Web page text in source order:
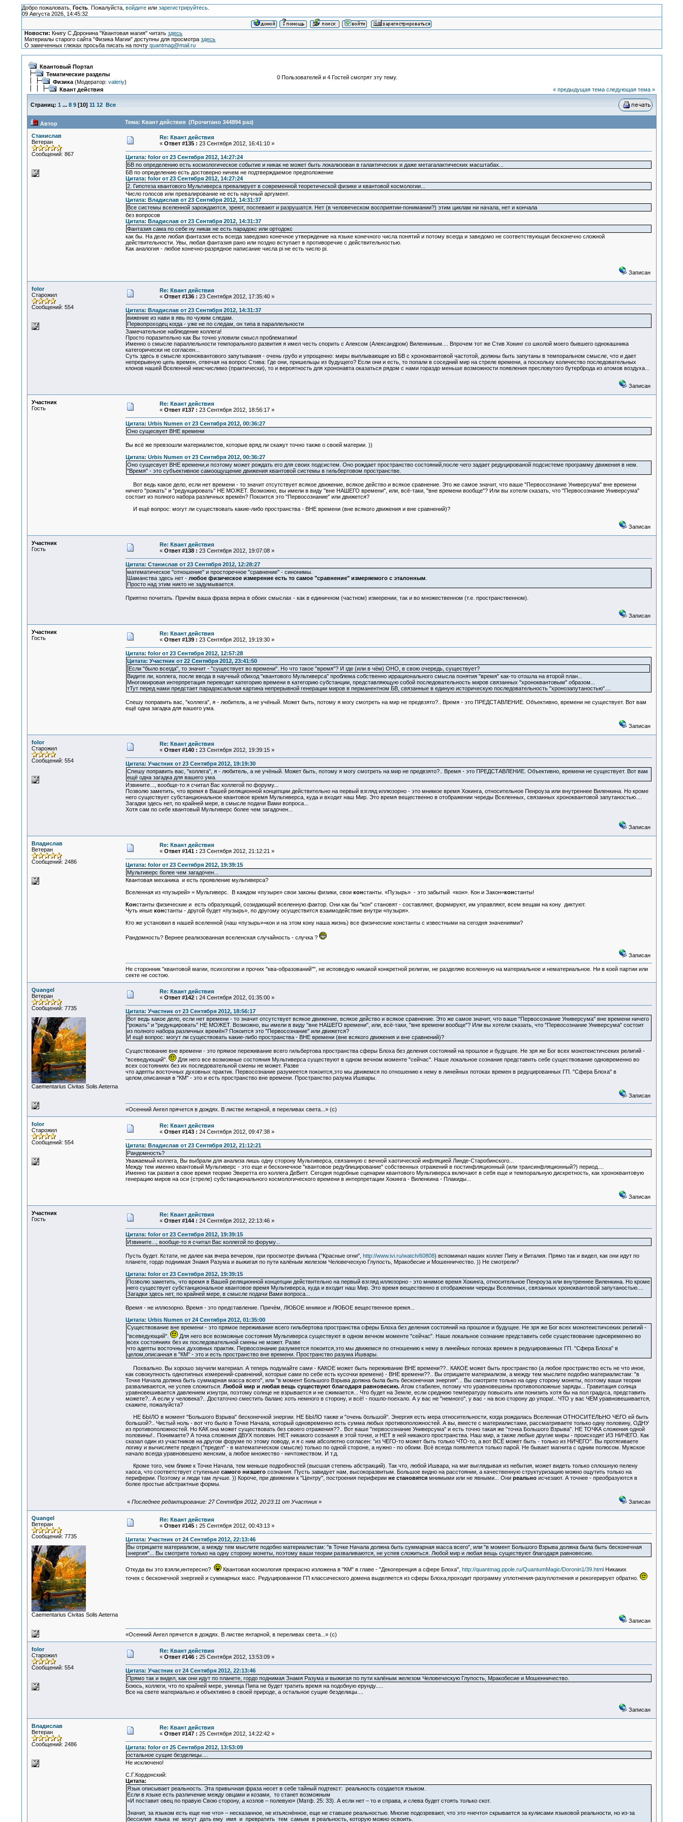
Добро пожаловать, Гость. Пожалуйста, войдитеили зарегистрируйтесь.
09 Августа 2026, 14:45:32
Новости: Книгу С.Доронина "Квантовая магия" читатьздесь
Материалы старого сайта "Физика Магии" доступны для просмотраздесь
О замеченных глюках просьба писать на почтуquantmag@mail.ru
Квантовый Портал
Тематические разделы
Физика(Модератор: valeriy)
Квант действия
0 Пользователей и 4 Гостей смотрят эту тему.
« предыдущая тема следующая тема »
Страниц: 1 ... 8 9[10] 11 12 Все
Автор Тема: Квант действия (Прочитано 344894 раз)
Станислав
Ветеран
Сообщений: 867
Re: Квант действия
« Ответ #135 : 23 Сентября 2012, 16:41:10 »
Цитата: folor от 23 Сентября 2012, 14:27:24
БВ по определению есть космологическое событие и никак не может быть локализован в галактических и даже метагалактических масштабах...
БВ по определению есть достоверно ничем не подтверждаемое предположение
Цитата: folor от 23 Сентября 2012, 14:27:24
2. Гипотеза квантового Мультиверса превалирует в современной теоретической физике и квантовой космологии...
Число голосов или превалирование не есть научный аргумент.
Цитата: Владислав от 23 Сентября 2012, 14:31:37
Все системы вселенной зарождаются, зреют, поспевают и разрушатся. Нет (в человеческом восприятии-понимании?) этим циклам ни начала, нет и кончала
без вопросов
Цитата: Владислав от 23 Сентября 2012, 14:31:37
Фантазия сама по себе ну никак не есть парадокс или ортодокс
как бы. На деле любая фантазия есть всегда заведомо конечное утверждение на языке конечного числа понятий и потому всегда и заведомо не соответствующая бесконечно сложной
действительности. Увы, любая фантазия рано или поздно вступает в противоречие с действительностью.
Как аналогия - любое конечно-разрядное написание числа pi не есть число pi.
Записан
folor
Старожил
Сообщений: 554
Re: Квант действия
« Ответ #136 : 23 Сентября 2012, 17:35:40 »
Цитата: Владислав от 23 Сентября 2012, 14:31:37
вижение из нави в явь по чужим следам.
Первопроходец когда - уже не по следам, он типа в параллельности
Замечательное наблюдение коллега!
Просто поразительно как Вы точно уловили смысл проблематики!
Именно о смысле параллельности темпорального развития я имел честь спорить с Алексом (Александром) Виленкиным.... Впрочем тот же Стив Хокинг со школой моего бывшего однокашника
категорически не согласен...
Суть здесь в смысле хроноквантового запутывания - очень грубо и упрощенно: миры выплывающие из БВ с хроноквантовой частотой, должны быть запутаны в темпоральном смысле, что и дает
непрерывную цепь времен, отвечая на вопрос Стива: Где они, пришельцы из будущего? Если они и есть, то попали в соседний мир на стреле времени, а поскольку количество последовательных
клонов нашей Вселенной неисчислимо (практически), то и вероятность для хрононавта оказаться рядом с нами гораздо меньше возможности появления пресловутого бутерброда из атомов воздуха...
Записан
Участник
Гость
Re: Квант действия
« Ответ #137 : 23 Сентября 2012, 18:56:17 »
Цитата: Urbis Numen от 23 Сентября 2012, 00:36:27
Оно сущесвует ВНЕ времени
Вы всё же превзошли материалистов, которые вряд ли скажут точно также о своей материи. ))
Цитата: Urbis Numen от 23 Сентября 2012, 00:36:27
Оно сущесвует ВНЕ времени,и поэтому может рождать его для своих подсистем. Оно рождает пространство состояний,после чего задает редуцированой подсистеме программу движения в нем.
"Время" - это субъективное самоощущение движения квантовой системы в гильбертовом пространстве.
Вот ведь какое дело, если нет времени - то значит отсутствует всякое движение, всякое действо и всякое сравнение. Это же самое значит, что ваше "Первосознание Универсума" вне времени
ничего "рожать" и "редукцировать" НЕ МОЖЕТ. Возможно, вы имели в виду "вне НАШЕГО времени", или, всё-таки, "вне времени вообще"? Или вы хотели сказать, что "Первосознание Универсума"
состоит из полного набора различных времён? Покоится это "Первосознание" или движется?
И ещё вопрос: могут ли существовать какие-либо пространства - ВНЕ времени (вне всякого движения и вне сравнений)?
Записан
Участник
Гость
Re: Квант действия
« Ответ #138 : 23 Сентября 2012, 19:07:08 »
Цитата: Станислав от 23 Сентября 2012, 12:28:27
математическое "отношение" и просторечное "сравнение" - синонимы.
Шаманства здесь нет - любое физическое измерение есть то самое "сравнение" измеряемого с эталонным.
Просто над этим никто не задумывается.
Приятно почитать. Причём ваша фраза верна в обоих смыслах - как в единичном (частном) измерении, так и во множественном (т.е. пространственном).
Записан
Участник
Гость
Re: Квант действия
« Ответ #139 : 23 Сентября 2012, 19:19:30 »
Цитата: folor от 23 Сентября 2012, 12:57:28
Цитата: Участник от 22 Сентября 2012, 23:41:50
Если "было всегда", то значит - "существует во времени". Но что такое "время"? И где (или в чём) ОНО, в свою очередь, существует?
Видите ли, коллега, после ввода в научный обиход "квантового Мультиверса" проблема собственно иррационального смысла понятия "время" как-то отошла на второй план...
Многомировая интерпретация переводит категорию времени в категорию субстанции, представляющую собой последовательность миров связанных "хроноквантовым" образом...
тТут перед нами предстает парадоксальная картина непрерывной генерации миров в перманентном БВ, связанные в единую историческую последовательность "хронозапутаностью"....
Спешу поправить вас, "коллега", я - любитель, а не учёный. Может быть, потому я могу смотреть на мир не предвзято?.. Время - это ПРЕДСТАВЛЕНИЕ. Объективно, времени не существует. Вот вам
ещё одна загадка для вашего ума.
Записан
folor
Старожил
Сообщений: 554
Re: Квант действия
« Ответ #140 : 23 Сентября 2012, 19:39:15 »
Цитата: Участник от 23 Сентября 2012, 19:19:30
Спешу поправить вас, "коллега", я - любитель, а не учёный. Может быть, потому я могу смотреть на мир не предвзято?.. Время - это ПРЕДСТАВЛЕНИЕ. Объективно, времени не существует. Вот вам
ещё одна загадка для вашего ума.
Извините..., вообще-то я считал Вас коллегой по форуму...
Позволю заметить, что время в Вашей реляционной концепции действительно на первый взгляд иллюзорно - это мнимое время Хокинга, относительное Пенроуза или внутреннее Виленкина. Но кроме
него существует субстанциональное квантовое время Мультиверса, куда и входит наш Мир. Это время вещественно в отображении череды Вселенных, связанных хроноквантовой запутаностью....
Загадки здесь нет, по крайней мере, в смысле подачи Вами вопроса...
Хотя сам по себе квантовый Мультиверс более чем загадочен...
Записан
Владислав
Ветеран
Сообщений: 2486
Re: Квант действия
« Ответ #141 : 23 Сентября 2012, 21:12:21 »
Цитата: folor от 23 Сентября 2012, 19:39:15
Мультиверс более чем загадочен...
Квантовая механика и есть проявление мультиверса?
Вселенная из «пузырей» = Мультиверс. В каждом «пузыре» свои законы физики, свои константы. «Пузырь» - это забытый «кон». Кон и Закон=константы!
Константы физические и есть образующий, созидающий вселенную фактор. Они как бы "кон" становят - составляют, формируют, им управляют, всем вещам на кону диктуют.
Чуть иные константы - другой будет «пузырь», по другому осуществится взаимодействие внутри «пузыря».
Кто же установил в нашей вселенной (наш «пузырь»=кон и на этом кону наша жизнь) все физические константы с известными на сегодня значениями?
Рандомность? Вернее реализованная вселенская случайность - случка ?
Записан
Не сторонник "квантовой магии, психологии и прочих "ква-образований"", не исповедую никакой конкретной религии, не разделяю вселенную на материальное и нематериальное. Ни в коей партии или
секте не состою.
Quangel
Ветеран
Сообщений: 7735
Сaementarius Civitas Solis Aeterna
Re: Квант действия
« Ответ #142 : 24 Сентября 2012, 01:35:00 »
Цитата: Участник от 23 Сентября 2012, 18:56:17
Вот ведь какое дело, если нет времени - то значит отсутствует всякое движение, всякое действо и всякое сравнение. Это же самое значит, что ваше "Первосознание Универсума" вне времени ничего
"рожать" и "редукцировать" НЕ МОЖЕТ. Возможно, вы имели в виду "вне НАШЕГО времени", или, всё-таки, "вне времени вообще"? Или вы хотели сказать, что "Первосознание Универсума" состоит
из полного набора различных времён? Покоится это "Первосознание" или движется?
И ещё вопрос: могут ли существовать какие-либо пространства - ВНЕ времени (вне всякого движения и вне сравнений)?
Существование вне времени - это прямое переживание всего гильбертова пространства сферы Блоха без деления состояний на прошлое и будущее. Не зря же Бог всех монотеистичсеких религий -
"всеведующий".
Для него все возможные состояния Мультиверса существуют в одном вечном моменте "сейчас". Наше локальное сознание представить себе существование одновременно во
всех состояниях без их последовательной смены не может. Разве
что адепты восточных духовных практик. Первосознание разумеется покоится,это мы движемся по отношению к нему в линейных потоках времен в редуцированных ГП. "Сфера Блоха" в
целом,описанная в "КМ" - это и есть пространство вне времени. Пространство разума Ишвары.
Записан
«Осенний Ангел прячется в дождях. В листве янтарной, в переливах света...» (c)
folor
Старожил
Сообщений: 554
Re: Квант действия
« Ответ #143 : 24 Сентября 2012, 09:47:38 »
Цитата: Владислав от 23 Сентября 2012, 21:12:21
Рандомность?
Уважаемый коллега, Вы выбрали для анализа лишь одну сторону Мультиверса, связанную с вечной хаотической инфляцией Линде-Старобинского...
Между тем именно квантовый Мультиверс - это еще и бесконечное "квантовое редублицирование" собственных отражений в постинфляционный (или трансинфляционный?) период....
Именно так развил в свое время теорию Эверетта его коллега ДеВитт. Сегодня подобные сценарии квантового Мультиверса включают в себя еще и темпоральную дискретность, как хроноквантовую
генерацию миров на оси (стреле) субстанционального космологического времени в интерпретации Хокинга - Виленкина - Плакиды...
Записан
Участник
Гость
Re: Квант действия
« Ответ #144 : 24 Сентября 2012, 22:13:46 »
Цитата: folor от 23 Сентября 2012, 19:39:15
Извините..., вообще-то я считал Вас коллегой по форуму...
Пусть будет. Кстати, не далее как вчера вечером, при просмотре фильма ("Красные огни", http://www.ivi.ru/watch/60808) вспоминал наших коллег Пипу и Виталия. Прямо так и видел, как они идут по
планете, гордо поднимая Знамя Разума и выжигая по пути калёным железом Человеческую Глупость, Мракобесие и Мошенничество. )) Не смотрели?
Цитата: folor от 23 Сентября 2012, 19:39:15
Позволю заметить, что время в Вашей реляционной концепции действительно на первый взгляд иллюзорно - это мнимое время Хокинга, относительное Пенроуза или внутреннее Виленкина. Но кроме
него существует субстанциональное квантовое время Мультиверса, куда и входит наш Мир. Это время вещественно в отображении череды Вселенных, связанных хроноквантовой запутаностью....
Загадки здесь нет, по крайней мере, в смысле подачи Вами вопроса...
Время - не иллюзорно. Время - это представление. Причём, ЛЮБОЕ мнимое и ЛЮБОЕ вещественное время...
Цитата: Urbis Numen от 24 Сентября 2012, 01:35:00
Существование вне времени - это прямое переживание всего гильбертова пространства сферы Блоха без деления состояний на прошлое и будущее. Не зря же Бог всех монотеистичсеких религий -
"всеведующий".
Для него все возможные состояния Мультиверса существуют в одном вечном моменте "сейчас". Наше локальное сознание представить себе существование одновременно во
всех состояниях без их последовательной смены не может. Разве
что адепты восточных духовных практик. Первосознание разумеется покоится,это мы движемся по отношению к нему в линейных потоках времен в редуцированных ГП. "Сфера Блоха" в
целом,описанная в "КМ" - это и есть пространство вне времени. Пространство разума Ишвары.
Похвально. Вы хорошо заучили материал. А теперь подумайте сами - КАКОЕ может быть переживание ВНЕ времени??.. КАКОЕ может быть пространство (а любое пространство есть не что иное,
как совокупность однотипных измерений-сравнений, которые сами по себе есть кусочки времени) - ВНЕ времени??.. Вы отрицаете материализм, а между тем мыслите подобно материалистам: "в
Точке Начала должна быть суммарная масса всего", или "в момент Большого Взрыва должна была быть бесконечная энергия"... Вы смотрите только на одну сторону монеты, поэтому ваши теории
разваливаются, не успев сложиться. Любой мир и любая вещь существуют благодаря равновесию.Атом стабилен, потому что уравновешены противоположные заряды... Гравитация солнца
уравновешивается давлением изнутри, поэтому солнце не взрывается и не сжимается... Что будет на Земле, если среднюю температуру повысить или понизить хотя бы на пол градуса, представить
можете?.. А если у человека?.. Достаточно сместить баланс хоть немного в сторону, и всё! - пошло-поехало. А у вас не "немного", у вас - на всю сторону до упора!.. ЧТО у вас ЧЕМ уравновешивается,
скажите, пожалуйста?
НЕ БЫЛО в момент "Большого Взрыва" бесконечной энергии. НЕ БЫЛО также и "очень большой". Энергия есть мера относительности, когда рождалась Вселенная ОТНОСИТЕЛЬНО ЧЕГО ей быть
большой?.. Чистый ноль - вот что было в Точке Начала, который одновременно есть сумма любых противоположностей. А вы, вместе с материалистами, рассматриваете только одну половину, ОДНУ
из противоположностей. Но КАК она может существовать без своего отражения??.. Вот ваше "первосознание Универсума" и есть точно такая же "точка Большого Взрыва". НЕ ТОЧКА сложения одной
половины!.. Понимаете? А точка сложения ДВУХ половин. НЕТ никакого сознания в этой точке, и НЕТ в ней никакого пространства. Наш мир, а также любые другие миры - происходят ИЗ НИЧЕГО. Как
сказал один из участников на другом форуме по этому поводу, и я с ним абсолютно согласен: "из ЧЕГО-то может быть только ЧТО-то, а вот ВСЁ может быть - только из НИЧЕГО". Вы протягиваете
логику и вычисляете предел ("предел" - в математическом смысле) только по одной стороне, а нужно - по обоим. Всё всегда появляется только парой. Не бывает магнита с одним полюсом. Мужское
начало всегда уравновешено женским, а любое множество - ничтожеством. И т.д.
Кроме того, чем ближе к Точке Начала, тем меньше подробностей (высшая степень абстракций). Так что, любой Ишвара, на миг выглядывая из небытия, может видеть только сплошную пелену
хаоса, что соответствует ступеньке самого низшегосознания. Пусть завидует нам, высокоразвитым. Большое видно на расстоянии, а качественную структуризацию можно ощутить только на
периферии. Поэтому и люди там лучше. )) Короче, при движении к "Центру", построения периферии не становятсямнимыми или не явными... Они реальноисчезают. А точнее - преобразуются в
более простые абстрактные формы.
« Последнее редактирование: 27 Сентября 2012, 20:23:11 от Участник» Записан
Quangel
Ветеран
Сообщений: 7735
Сaementarius Civitas Solis Aeterna
Re: Квант действия
« Ответ #145 : 25 Сентября 2012, 00:43:13 »
Цитата: Участник от 24 Сентября 2012, 22:13:46
Вы отрицаете материализм, а между тем мыслите подобно материалистам: "в Точке Начала должна быть суммарная масса всего", или "в момент Большого Взрыва должна была быть бесконечная
энергия"... Вы смотрите только на одну сторону монеты, поэтому ваши теории разваливаются, не успев сложиться. Любой мир и любая вещь существуют благодаря равновесию.
Откуда вы это взяли,интересно? Квантовая космология прекрасно изложена в "КМ" в главе - "Декогеренция а сфере Блоха", http://quantmag.ppole.ru/QuantumMagic/Doronin1/39.html Никаких
точек с бесконечной энергией и суммарных масс. Редуцированное ГП классического домена выделяется из сферы Блоха,проходит программу уплотнения-разуплотнения и рекогерирует обратно.
Записан
«Осенний Ангел прячется в дождях. В листве янтарной, в переливах света...» (c)
folor
Старожил
Сообщений: 554
Re: Квант действия
« Ответ #146 : 25 Сентября 2012, 13:53:09 »
Цитата: Участник от 24 Сентября 2012, 22:13:46
Прямо так и видел, как они идут по планете, гордо поднимая Знамя Разума и выжигая по пути калёным железом Человеческую Глупость, Мракобесие и Мошенничество.
Боюсь, коллеги, что по крайней мере, умница Пипа не будет тратить время на подобную ерунду.....
Все на свете материально и объективно в своей природе, а остальное сущие безделицы....
Записан
Владислав
Ветеран
Сообщений: 2486
Re: Квант действия
« Ответ #147 : 25 Сентября 2012, 14:22:42 »
Цитата: folor от 25 Сентября 2012, 13:53:09
остальное сущие безделицы....
Не исключено!
С.Г.Кордонский:
Цитата:
Язык описывает реальность. Эта привычная фраза несет в себе тайный подтекст: реальность создается языком.
Если в языке есть различение между овцами и козами, то станет возможным
«И поставит овец по правую Свою сторону, а козлов – полевую» (Матф. 25: 33). А если нет – то и справа, и слева будет стоять только скот.
Значит, за языком есть еще «не что» – несказанное, не изъяснённое, еще не ставшее реальностью. Многие подозревают, что это «нечто» скрывается за кулисами языковой реальности, но из-за
бессилия языка не могут дать ему имя и превратить тем самым в реальность, которую можно освоить.